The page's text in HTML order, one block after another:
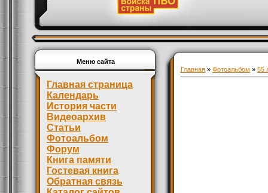
Меню сайта
Главная страница
Календарь
История части
Видеоархив
Статьи
Фотоальбом
Форум
Книга памяти
Гостевая книга
Обратная связь
Главная » Фотоальбом » 55